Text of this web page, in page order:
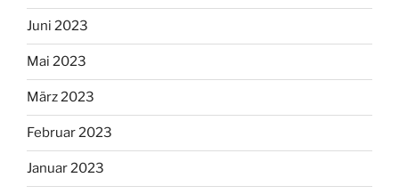
Juni 2023
Mai 2023
März 2023
Februar 2023
Januar 2023